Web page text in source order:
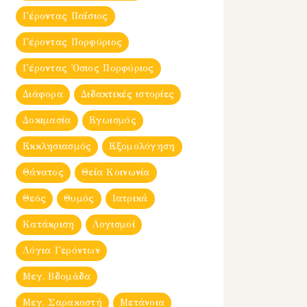
Γέροντας Παΐσιος
Γέροντας Πορφύριος
Γέροντας Ὀσιος Πορφύριος
Διάφορα Διδακτικές ιστορίες
Δοκιμασία Εγωισμός
Εκκλησιασμός Εξομολόγηση
Θάνατος Θεία Κοινωνία
Θεός Θυμός Ιατρικά
Κατάκριση Λογισμοί
Λόγια Γερόντων
Μεγ. Βδομἀδα
Μεγ. Σαρακοστή Μετάνοια